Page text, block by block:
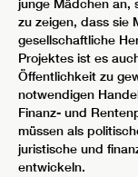
junge Mädchen an,
zu zeigen, dass sie
gesellschaftliche
Projektes ist es
Öffentlichkeit zu
notwendigen
Finanz- und
müssen als
juristische und
entwickeln.